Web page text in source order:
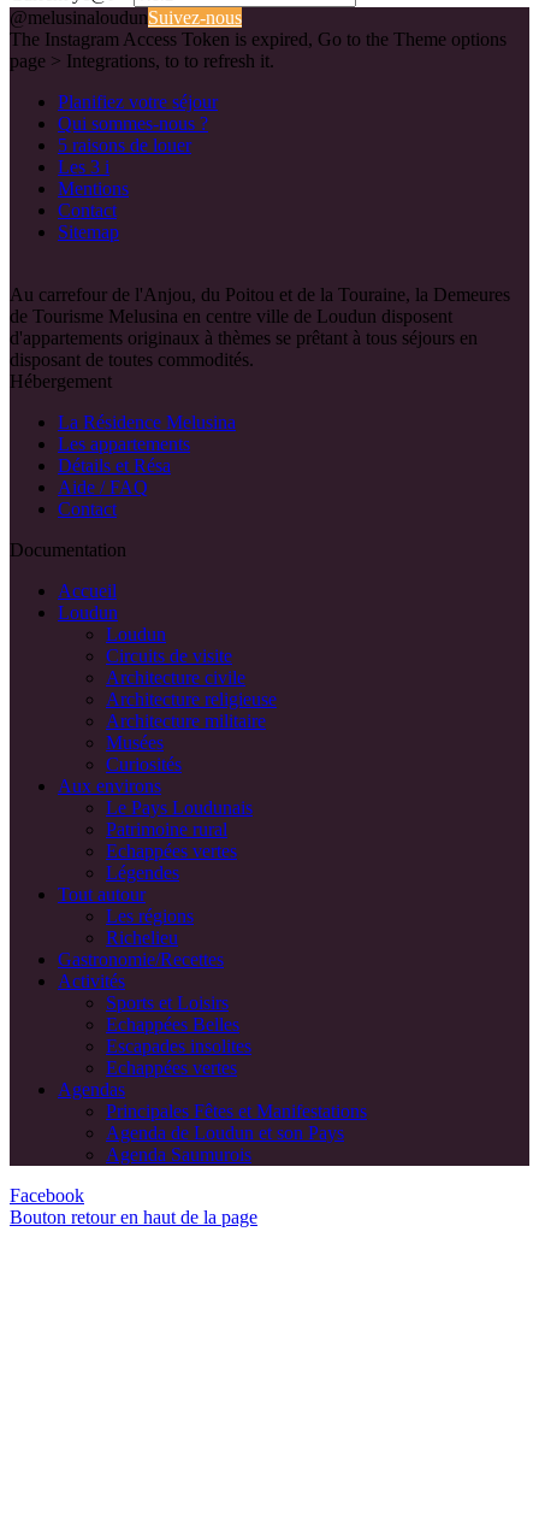
@melusinaloudunSuivez-nous
The Instagram Access Token is expired, Go to the Theme options
page > Integrations, to to refresh it.
Planifiez votre séjour
Qui sommes-nous ?
5 raisons de louer
Les 3 i
Mentions
Contact
Sitemap
Au carrefour de l'Anjou, du Poitou et de la Touraine, la Demeures
de Tourisme Melusina en centre ville de Loudun disposent
d'appartements originaux à thèmes se prêtant à tous séjours en
disposant de toutes commodités.
Hébergement
La Résidence Melusina
Les appartements
Détails et Résa
Aide / FAQ
Contact
Documentation
Accueil
Loudun
Loudun
Circuits de visite
Architecture civile
Architecture religieuse
Architecture militaire
Musées
Curiosités
Aux environs
Le Pays Loudunais
Patrimoine rural
Echappées vertes
Légendes
Tout autour
Les régions
Richelieu
Gastronomie/Recettes
Activités
Sports et Loisirs
Echappées Belles
Escapades insolites
Echappées vertes
Agendas
Principales Fêtes et Manifestations
Agenda de Loudun et son Pays
Agenda Saumurois
Facebook
Bouton retour en haut de la page